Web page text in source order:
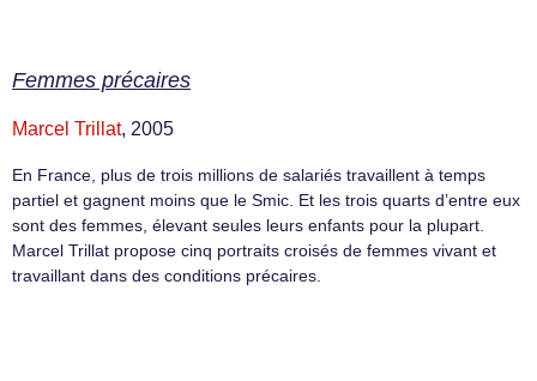
Femmes précaires
Marcel Trillat, 2005
En France, plus de trois millions de salariés travaillent à temps
partiel et gagnent moins que le Smic. Et les trois quarts d’entre eux
sont des femmes, élevant seules leurs enfants pour la plupart.
Marcel Trillat propose cinq portraits croisés de femmes vivant et
travaillant dans des conditions précaires.